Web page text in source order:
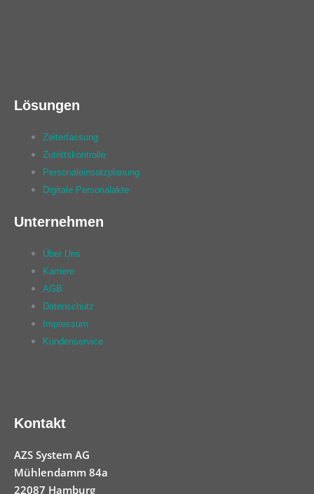
Lösungen
Zeiterfassung
Zutrittskontrolle
Personaleinsatzplanung
Digitale Personalakte
Unternehmen
Über Uns
Karriere
AGB
Datenschutz
Impressum
Kundenservice
Kontakt
AZS System AG
Mühlendamm 84a
22087 Hamburg